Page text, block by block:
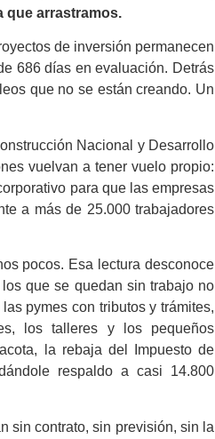
que arrastramos.
de inversión permanecen
686 días en evaluación. Detrás
que no se están creando. Un
Nacional y Desarrollo
vuelvan a tener vuelo propio:
para que las empresas
a más de 25.000 trabajadores
pocos. Esa lectura desconoce
que se quedan sin trabajo no
pymes con tributos y trámites,
los talleres y los pequeños
la rebaja del Impuesto de
respaldo a casi 14.800
sin contrato, sin previsión, sin la